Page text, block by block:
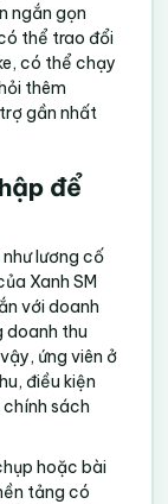
ngắn gọn
thể trao đổi
có thể chạy
thêm
gần nhất
để
như lương cố
Xanh SM
với doanh
doanh thu
ứng viên ở
điều kiện
sách
hoặc bài
tảng có